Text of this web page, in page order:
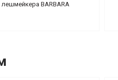
BARBARA